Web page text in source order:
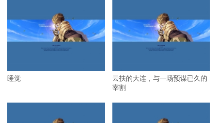
睡觉
云扶的大连，与一场预谋已久的
宰割